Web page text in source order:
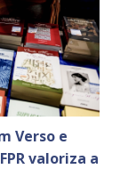
Verso e
valoriza a